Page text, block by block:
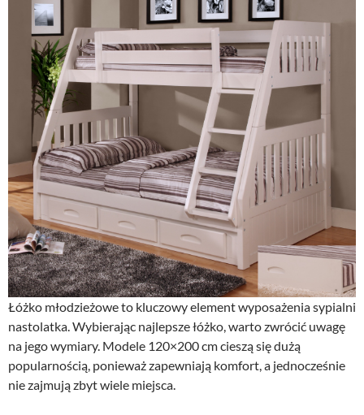
Łóżko młodzieżowe to kluczowy element wyposażenia sypialni
nastolatka. Wybierając najlepsze łóżko, warto zwrócić uwagę
na jego wymiary. Modele 120×200 cm cieszą się dużą
popularnością, ponieważ zapewniają komfort, a jednocześnie
nie zajmują zbyt wiele miejsca.